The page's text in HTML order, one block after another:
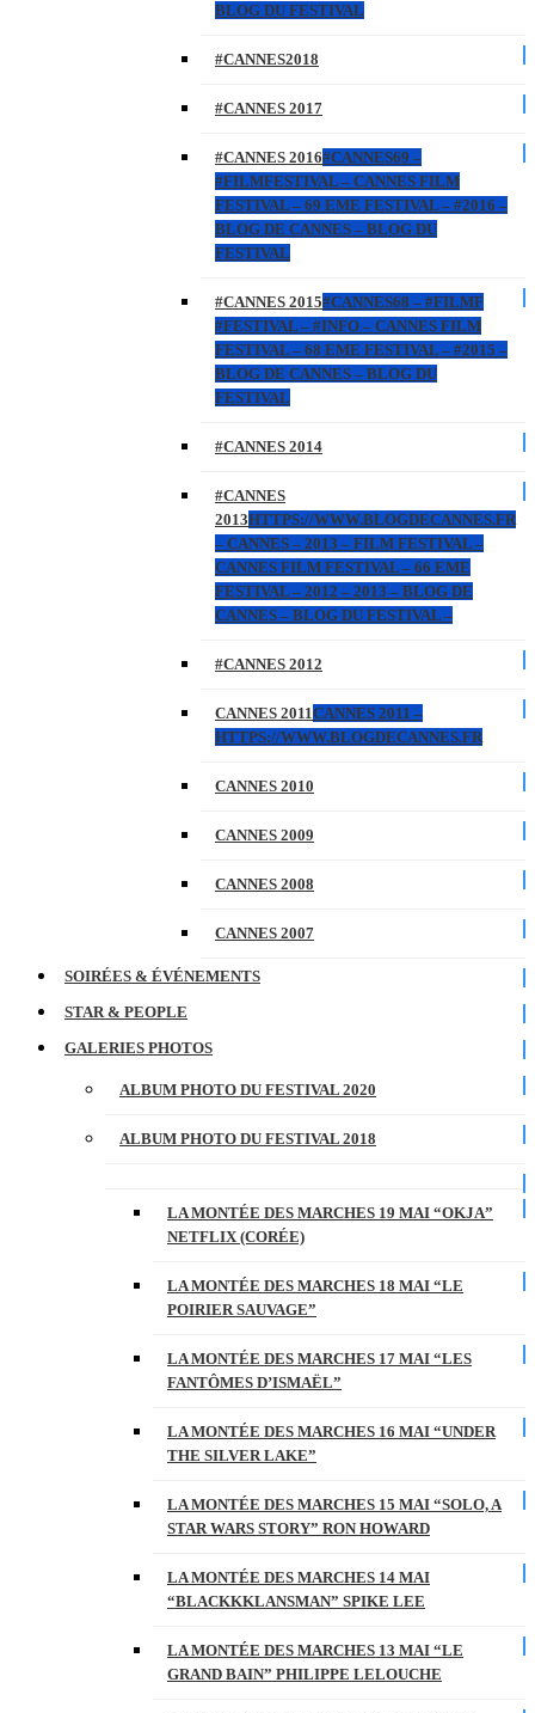
BLOG DU FESTIVAL
#CANNES2018
#CANNES 2017
#CANNES 2016#CANNES69 –
#FILMFESTIVAL – CANNES FILM
FESTIVAL – 69 EME FESTIVAL – #2016 –
BLOG DE CANNES – BLOG DU
FESTIVAL
#CANNES 2015#CANNES68 – #FILMF
#FESTIVAL – #INFO – CANNES FILM
FESTIVAL – 68 EME FESTIVAL – #2015 –
BLOG DE CANNES – BLOG DU
FESTIVAL
#CANNES 2014
#CANNES
2013HTTPS://WWW.BLOGDECANNES.FR
– CANNES – 2013 – FILM FESTIVAL –
CANNES FILM FESTIVAL – 66 EME
FESTIVAL – 2012 – 2013 – BLOG DE
CANNES – BLOG DU FESTIVAL –
#CANNES 2012
CANNES 2011CANNES 2011 –
HTTPS://WWW.BLOGDECANNES.FR
CANNES 2010
CANNES 2009
CANNES 2008
CANNES 2007
SOIRÉES & ÉVÉNEMENTS
STAR & PEOPLE
GALERIES PHOTOS
ALBUM PHOTO DU FESTIVAL 2020
ALBUM PHOTO DU FESTIVAL 2018
LA MONTÉE DES MARCHES 19 MAI “OKJA”
NETFLIX (CORÉE)
LA MONTÉE DES MARCHES 18 MAI “LE
POIRIER SAUVAGE”
LA MONTÉE DES MARCHES 17 MAI “LES
FANTÔMES D’ISMAËL”
LA MONTÉE DES MARCHES 16 MAI “UNDER
THE SILVER LAKE”
LA MONTÉE DES MARCHES 15 MAI “SOLO, A
STAR WARS STORY” RON HOWARD
LA MONTÉE DES MARCHES 14 MAI
“BLACKKKLANSMAN” SPIKE LEE
LA MONTÉE DES MARCHES 13 MAI “LE
GRAND BAIN” PHILIPPE LELOUCHE